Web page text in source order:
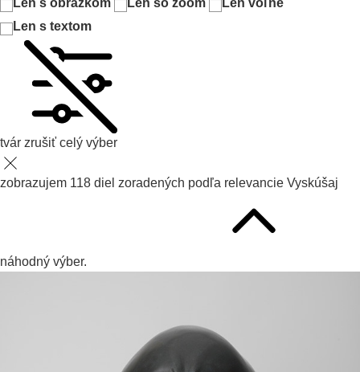
Len s obrázkom
Len so zoom
Len voľné
Len s textom
tvár zrušiť celý výber
zobrazujem 118 diel zoradených podľa relevancie Vyskúšaj
náhodný výber.